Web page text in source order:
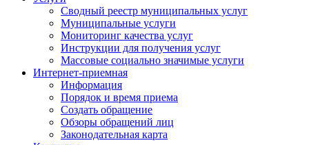
Сводный реестр муниципальных услуг
Муниципальные услуги
Мониторинг качества услуг
Инструкции для получения услуг
Массовые социально значимые услуги
Интернет-приемная
Информация
Порядок и время приема
Создать обращение
Обзоры обращений лиц
Законодательная карта